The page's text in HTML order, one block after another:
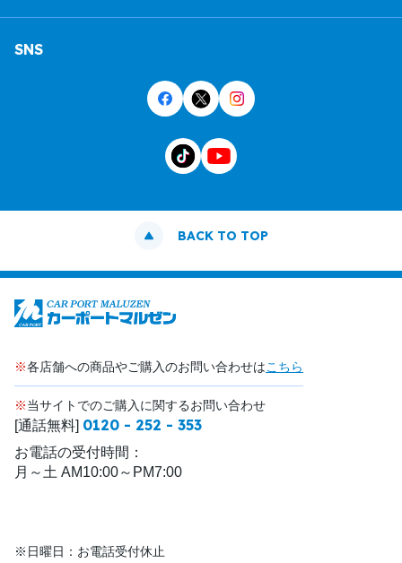
SNS
BACK TO TOP
※各店舗への商品やご購入のお問い合わせはこちら
※当サイトでのご購入に関するお問い合わせ
[通話無料] 0120 - 252 - 353
お電話の受付時間：
月～土 AM10:00～PM7:00
※日曜日：お電話受付休止